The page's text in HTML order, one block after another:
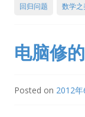
回归问题 数学之
电脑修
Posted on 2012